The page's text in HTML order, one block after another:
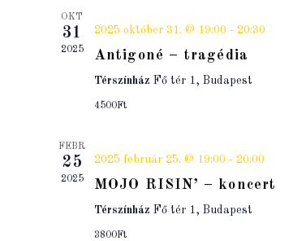
OKT
31
2025
2025 október 31. @ 19:00 - 20:30
Antigoné – tragédia
Térszínház Fő tér 1, Budapest
4500Ft
FEBR
25
2025
2025 február 25. @ 19:00 - 20:00
MOJO RISIN’ – koncert
Térszínház Fő tér 1, Budapest
3800Ft